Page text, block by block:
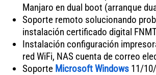
Manjaro en dual boot (arranque
Soporte remoto solucionando
instalación certificado digital
Instalación configuración
red WiFi, NAS cuenta de correo
Soporte Microsoft Windows11/